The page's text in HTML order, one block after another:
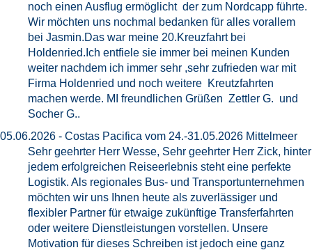
noch einen Ausflug ermöglicht der zum Nordcapp führte.
Wir möchten uns nochmal bedanken für alles vorallem
bei Jasmin.Das war meine 20.Kreuzfahrt bei
Holdenried.Ich entfiele sie immer bei meinen Kunden
weiter nachdem ich immer sehr ,sehr zufrieden war mit
Firma Holdenried und noch weitere Kreutzfahrten
machen werde. MI freundlichen Grüßen Zettler G. und
Socher G..
05.06.2026 - Costas Pacifica vom 24.-31.05.2026 Mittelmeer
Sehr geehrter Herr Wesse, Sehr geehrter Herr Zick, hinter
jedem erfolgreichen Reiseerlebnis steht eine perfekte
Logistik. Als regionales Bus- und Transportunternehmen
möchten wir uns Ihnen heute als zuverlässiger und
flexibler Partner für etwaige zukünftige Transferfahrten
oder weitere Dienstleistungen vorstellen. Unsere
Motivation für dieses Schreiben ist jedoch eine ganz